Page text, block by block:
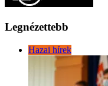
Legnézettebb
Hazai hírek